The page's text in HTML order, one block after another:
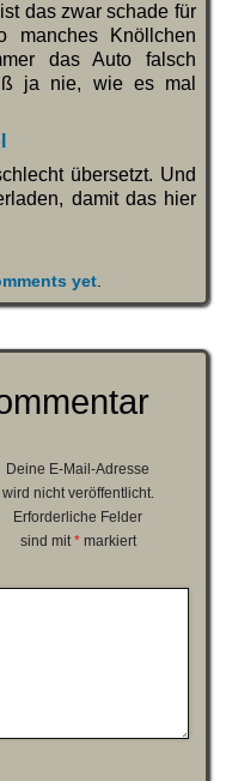
das zwar schade für
manches Knöllchen
das Auto falsch
ja nie, wie es mal
übersetzt. Und
damit das hier
yet.
Deine E-Mail-Adresse
wird nicht veröffentlicht.
Erforderliche Felder
sind mit *markiert